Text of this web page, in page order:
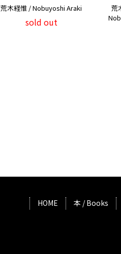
荒木経惟 / Nobuyoshi Araki
sold out
荒
HOME 本 / Books